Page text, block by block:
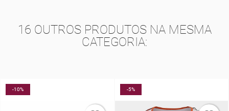
16 OUTROS PRODUTOS NA MESMA
CATEGORIA: